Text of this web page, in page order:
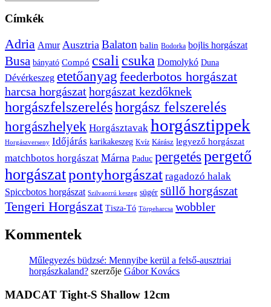
Címkék
Adria Amur Ausztria Balaton balin Bodorka bojlis horgászat
Busa bányató Compó csali csuka Domolykó Duna
Dévérkeszeg etetőanyag feederbotos horgászat
harcsa horgászathorgászat kezdőknek
horgászfelszereléshorgász felszerelés
horgászhelyek Horgásztavak horgásztippek
Horgászverseny Időjárás karikakeszeg Kvíz Kárász legyező horgászat
matchbotos horgászat Márna Paduc pergetéspergető
horgászatpontyhorgászat ragadozó halak
Spiccbotos horgászat Szilvaorrú keszeg sügér süllő horgászat
Tengeri Horgászat Tisza-Tó Törpeharcsa wobbler
Kommentek
Műlegyezés büdzsé: Mennyibe kerül a felső-ausztriai
horgászkaland? szerzője Gábor Kovács
MADCAT Tight-S Shallow 12cm